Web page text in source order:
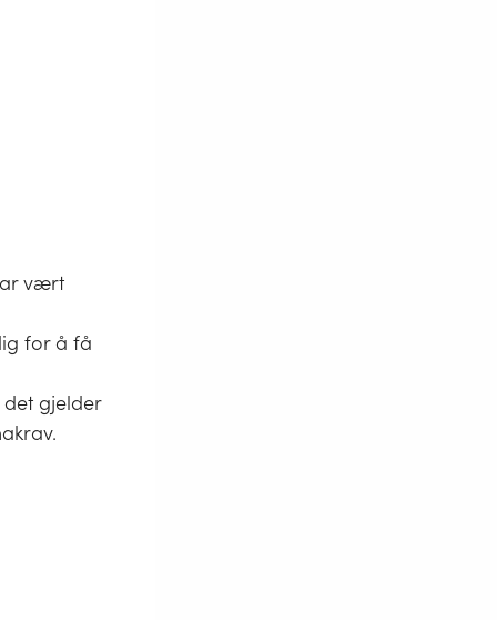
vært
for å få
gjelder